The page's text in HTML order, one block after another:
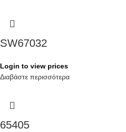
SW67032
Login to view prices
Διαβάστε περισσότερα
65405